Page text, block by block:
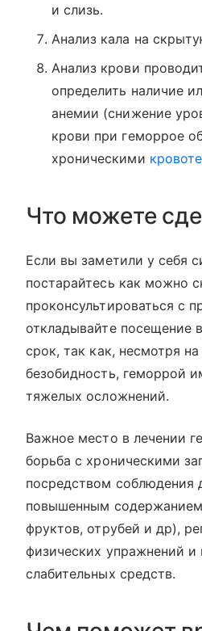
и слизь.
Анализ кала на
Анализ крови
определить наличие
анемии (снижение
крови при геморрое
хроническими
Что можете
Если вы заметили у себя
постарайтесь как можно
проконсультироваться с
откладывайте посещение
срок, так как, несмотря
безобидность, геморрой
тяжелых осложнений.
Важное место в лечении
борьба с хроническими
посредством соблюдения
повышенным
фруктов, отрубей и др),
физических упражнений и
слабительных средств.